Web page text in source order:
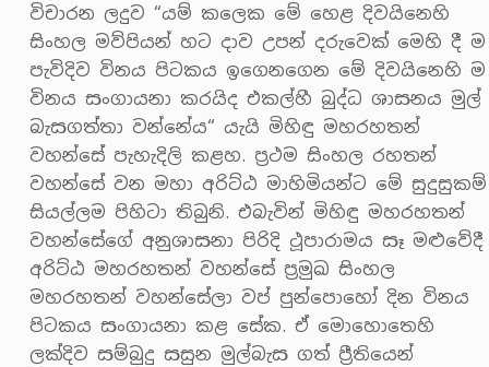
විචාරන ලදුව “යම් කලෙක මේ හෙළ දිවයිනෙහි
සිංහල මව්පියන් හට දාව උපන් දරුවෙක් මෙහි දී ම
පැවිදිව විනය පිටකය ඉගෙනගෙන මේ දිවයිනෙහි ම
විනය සංගායනා කරයිද එකල්හී බුද්ධ ශාසනය මුල්
බැසගත්තා වන්නේය“ යැයි මිහිඳු මහරහතන්
වහන්සේ පැහැදිලි කළහ. ප්‍රථම සිංහල රහතන්
වහන්සේ වන මහා අරිට්ඨ මාහිමියන්ට මේ සුදුසුකම්
සියල්ලම පිහිටා තිබුනි. එබැවින් මිහිඳු මහරහතන්
වහන්සේගේ අනුශාසනා පිරිදි ථූපාරාමය සෑ මළුවේදී
අරිට්ඨ මහරහතන් වහන්සේ ප්‍රමුඛ සිංහල
මහරහතන් වහන්සේලා වප් පුන්පොහෝ දින විනය
පිටකය සංගායනා කළ සේක. ඒ මොහොතෙහි
ලක්දිව සම්බුදු සසුන මුල්බැස ගත් ප්‍රීතියෙන්